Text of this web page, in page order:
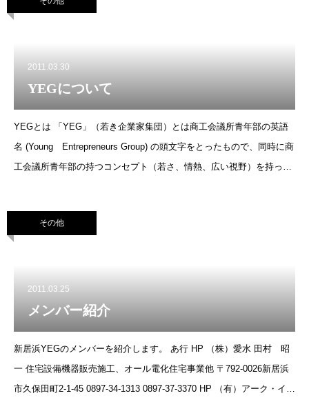
2011.03.30
YEGについて
YEGとは 「YEG」（若き企業家集団）とは商工会議所青年部の英語
名 (Young Entrepreneurs Group) の頭文字をとったもので、同時に商
工会議所青年部の持つコンセプト（若さ、情熱、広い視野）を持った
その他
2011.03.25
メンバー紹介
新居浜YEGのメンバーを紹介します。 あ行 HP （株）愛水 田村 昭
一 住宅設備機器販売施工、オール電化住宅事業他 〒792-0026新居浜
市久保田町2-1-45 0897-34-1313 0897-37-3370 HP （有）アーク・イン